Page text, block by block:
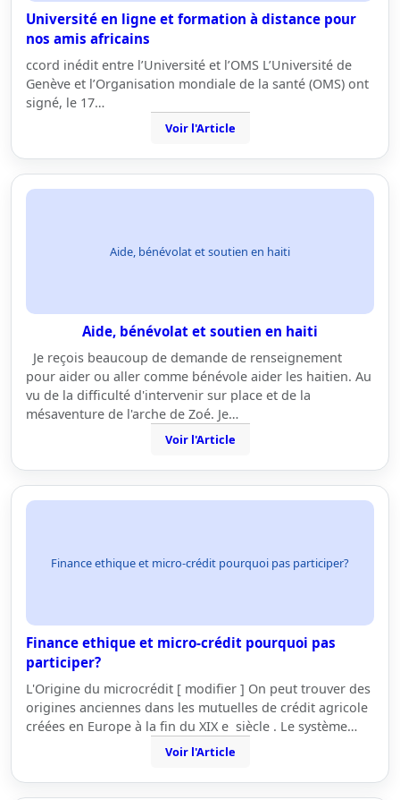
Université en ligne et formation à distance pour
nos amis africains
ccord inédit entre l’Université et l’OMS L’Université de
Genève et l’Organisation mondiale de la santé (OMS) ont
signé, le 17…
Voir l'Article
Aide, bénévolat et soutien en haiti
Aide, bénévolat et soutien en haiti
Je reçois beaucoup de demande de renseignement
pour aider ou aller comme bénévole aider les haitien. Au
vu de la difficulté d'intervenir sur place et de la
mésaventure de l'arche de Zoé. Je…
Voir l'Article
Finance ethique et micro-crédit pourquoi pas participer?
Finance ethique et micro-crédit pourquoi pas
participer?
L'Origine du microcrédit [ modifier ] On peut trouver des
origines anciennes dans les mutuelles de crédit agricole
créées en Europe à la fin du XIX e siècle . Le système…
Voir l'Article